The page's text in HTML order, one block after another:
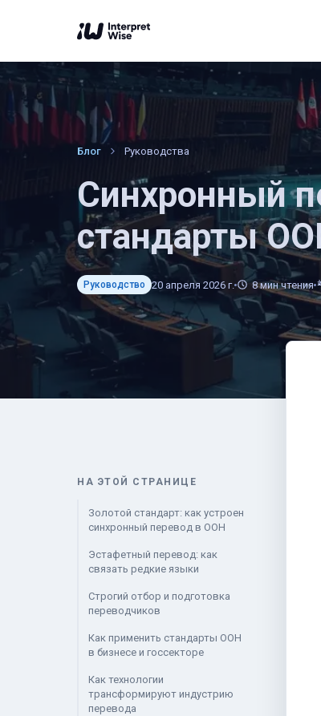
Блог Руководства
Синхронный
стандарты
Руководство 20 апреля 2026 г. 8 мин чтения
НА ЭТОЙ СТРАНИЦЕ
Золотой стандарт: как устроен
синхронный перевод в ООН
Эстафетный перевод: как
связать редкие языки
Строгий отбор и подготовка
переводчиков
Как применить стандарты ООН
в бизнесе и госсекторе
Как технологии
трансформируют индустрию
перевода